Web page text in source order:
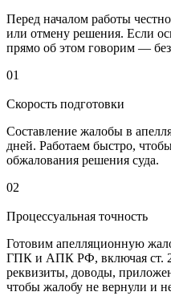
Перед началом работы
или отмену решения. Если
прямо об этом говорим —
01
Скорость подготовки
Составление жалобы в
дней. Работаем быстро,
обжалования решения суда.
02
Процессуальная точность
Готовим апелляционную
ГПК и АПК РФ, включая ст.
реквизиты, доводы,
чтобы жалобу не вернули и